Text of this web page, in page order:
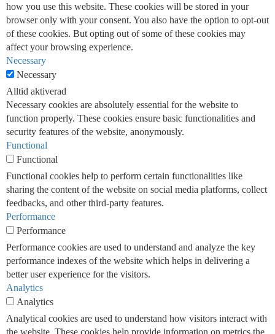
how you use this website. These cookies will be stored in your
browser only with your consent. You also have the option to opt-out
of these cookies. But opting out of some of these cookies may
affect your browsing experience.
Necessary
Necessary
Alltid aktiverad
Necessary cookies are absolutely essential for the website to
function properly. These cookies ensure basic functionalities and
security features of the website, anonymously.
Functional
Functional
Functional cookies help to perform certain functionalities like
sharing the content of the website on social media platforms, collect
feedbacks, and other third-party features.
Performance
Performance
Performance cookies are used to understand and analyze the key
performance indexes of the website which helps in delivering a
better user experience for the visitors.
Analytics
Analytics
Analytical cookies are used to understand how visitors interact with
the website. These cookies help provide information on metrics the